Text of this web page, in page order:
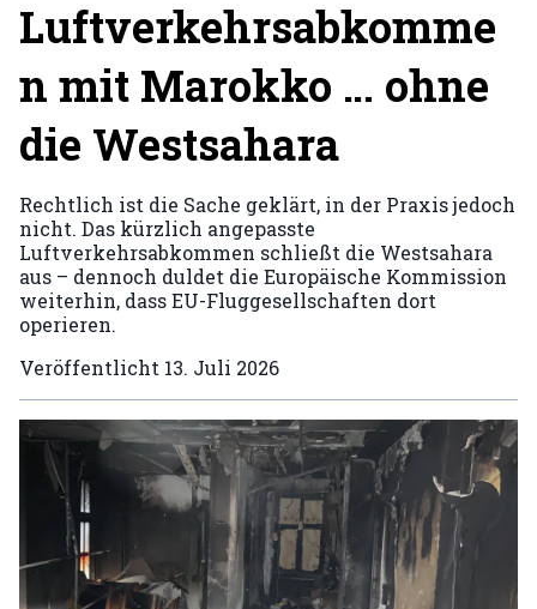
Luftverkehrsabkomme
n mit Marokko … ohne
die Westsahara
Rechtlich ist die Sache geklärt, in der Praxis jedoch
nicht. Das kürzlich angepasste
Luftverkehrsabkommen schließt die Westsahara
aus – dennoch duldet die Europäische Kommission
weiterhin, dass EU-Fluggesellschaften dort
operieren.
Veröffentlicht 13. Juli 2026